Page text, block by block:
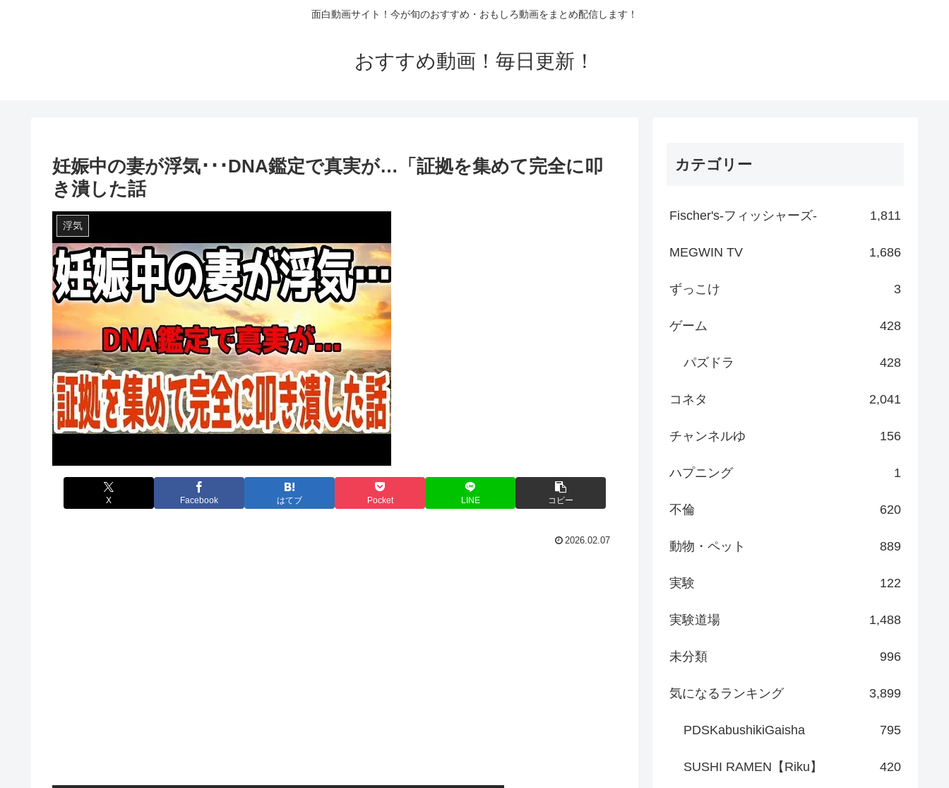
面白動画サイト！今が旬のおすすめ・おもしろ動画をまとめ配信します！
おすすめ動画！毎日更新！
妊娠中の妻が浮気･･･DNA鑑定で真実が…「証拠を集めて完全に叩
き潰した話
浮気
X Facebook はてブ Pocket LINE コピー
2026.02.07
カテゴリー
Fischer's-フィッシャーズ- 1,811
MEGWIN TV 1,686
ずっこけ 3
ゲーム 428
パズドラ 428
コネタ 2,041
チャンネルゆ 156
ハプニング 1
不倫 620
動物・ペット 889
実験 122
実験道場 1,488
未分類 996
気になるランキング 3,899
PDSKabushikiGaisha 795
SUSHI RAMEN【Riku】 420